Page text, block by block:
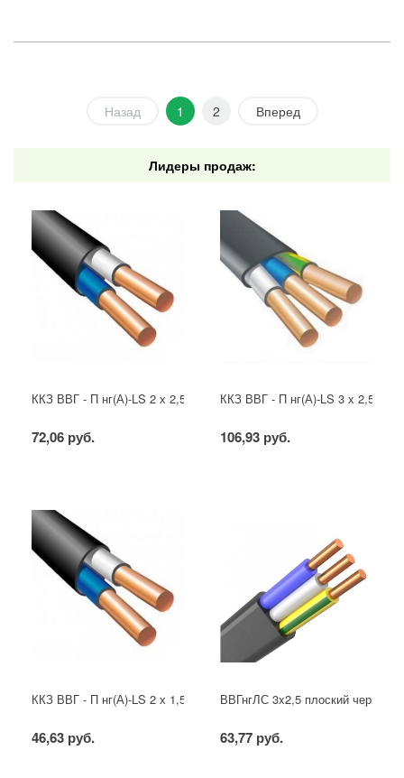
Назад 1 2 Вперед
Лидеры продаж:
ККЗ ВВГ - П нг(А)-LS 2 х 2,5 ГОСТ
72,06 руб.
ККЗ ВВГ - П нг(А)-LS 3 х 2,5
106,93 руб.
ККЗ ВВГ - П нг(А)-LS 2 х 1,5 ГОСТ
46,63 руб.
ВВГнгЛС 3x2,5 плоский черный
63,77 руб.